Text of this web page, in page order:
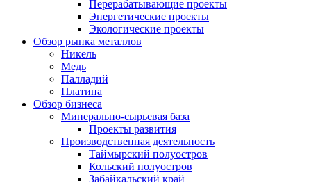
Перерабатывающие проекты
Энергетические проекты
Экологические проекты
Обзор рынка металлов
Никель
Медь
Палладий
Платина
Обзор бизнеса
Минерально-сырьевая база
Проекты развития
Производственная деятельность
Таймырский полуостров
Кольский полуостров
Забайкальский край